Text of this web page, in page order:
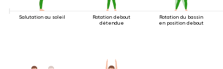
Salutation au soleil
Rotation debout
détendue
Rotation du bassin
en position debout